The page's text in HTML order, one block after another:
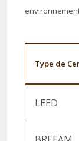
Type de
LEED